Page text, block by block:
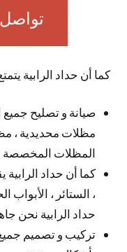
تواصل معنا
كما أن حداد الرابية
صيانة و تصليح جميع
مظلات محديدية ،
المظلات المخصصة
كما أن حداد
، الستائر ،
حداد الرابية نحن
تركيب و تصميم